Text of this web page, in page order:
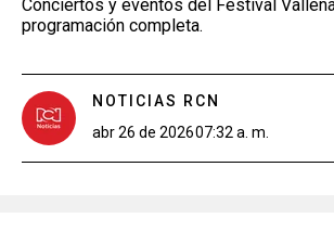
Conciertos y eventos del Festival
programación completa.
NOTICIAS RCN
abr 26 de 202607:32 a. m.